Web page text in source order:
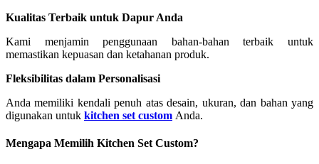
Kualitas Terbaik untuk Dapur Anda
Kami menjamin penggunaan bahan-bahan terbaik untuk
memastikan kepuasan dan ketahanan produk.
Fleksibilitas dalam Personalisasi
Anda memiliki kendali penuh atas desain, ukuran, dan bahan yang
digunakan untuk kitchen set custom Anda.
Mengapa Memilih Kitchen Set Custom?